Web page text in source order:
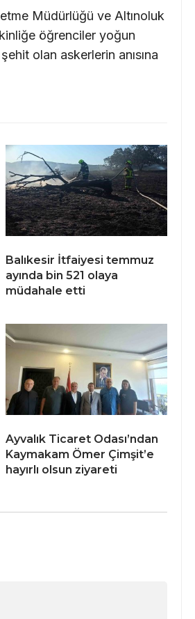
Müdürlüğü ve Altınoluk
öğrenciler yoğun
olan askerlerin anısına
Balıkesir İtfaiyesi temmuz
ayında bin 521 olaya
müdahale etti
Ayvalık Ticaret Odası’ndan
Kaymakam Ömer Çimşit’e
hayırlı olsun ziyareti